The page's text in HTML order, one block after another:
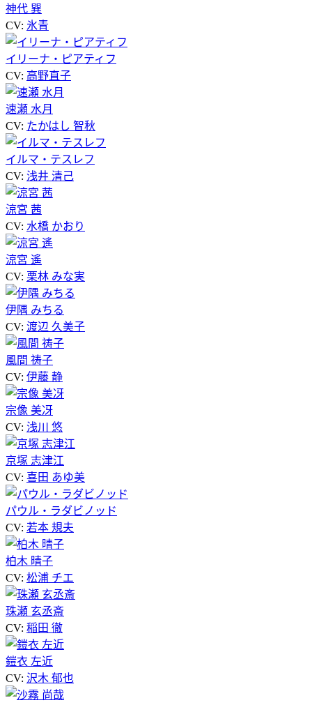
神代 巽
CV: 氷青
イリーナ・ピアティフ
CV: 高野直子
速瀬 水月
CV: たかはし 智秋
イルマ・テスレフ
CV: 浅井 清己
涼宮 茜
CV: 水橋 かおり
涼宮 遙
CV: 栗林 みな実
伊隅 みちる
CV: 渡辺 久美子
風間 祷子
CV: 伊藤 静
宗像 美冴
CV: 浅川 悠
京塚 志津江
CV: 喜田 あゆ美
パウル・ラダビノッド
CV: 若本 規夫
柏木 晴子
CV: 松浦 チエ
珠瀬 玄丞斎
CV: 稲田 徹
鎧衣 左近
CV: 沢木 郁也